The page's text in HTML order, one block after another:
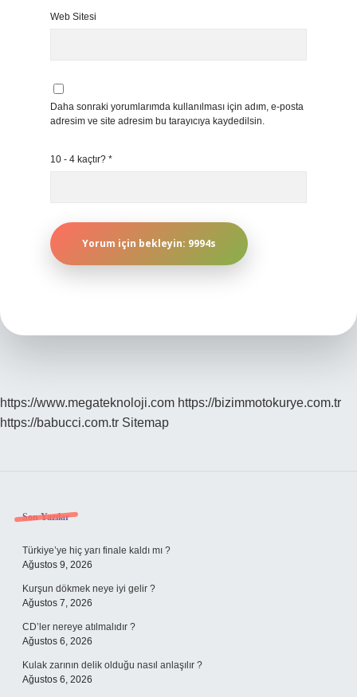
Web Sitesi
Daha sonraki yorumlarımda kullanılması için adım, e-posta
adresim ve site adresim bu tarayıcıya kaydedilsin.
10 - 4 kaçtır? *
https://www.megateknoloji.com https://bizimmotokurye.com.tr
https://babucci.com.tr Sitemap
Sidebar
Son Yazılar
Türkiye’ye hiç yarı finale kaldı mı ?
Ağustos 9, 2026
Kurşun dökmek neye iyi gelir ?
Ağustos 7, 2026
CD’ler nereye atılmalıdır ?
Ağustos 6, 2026
Kulak zarının delik olduğu nasıl anlaşılır ?
Ağustos 6, 2026